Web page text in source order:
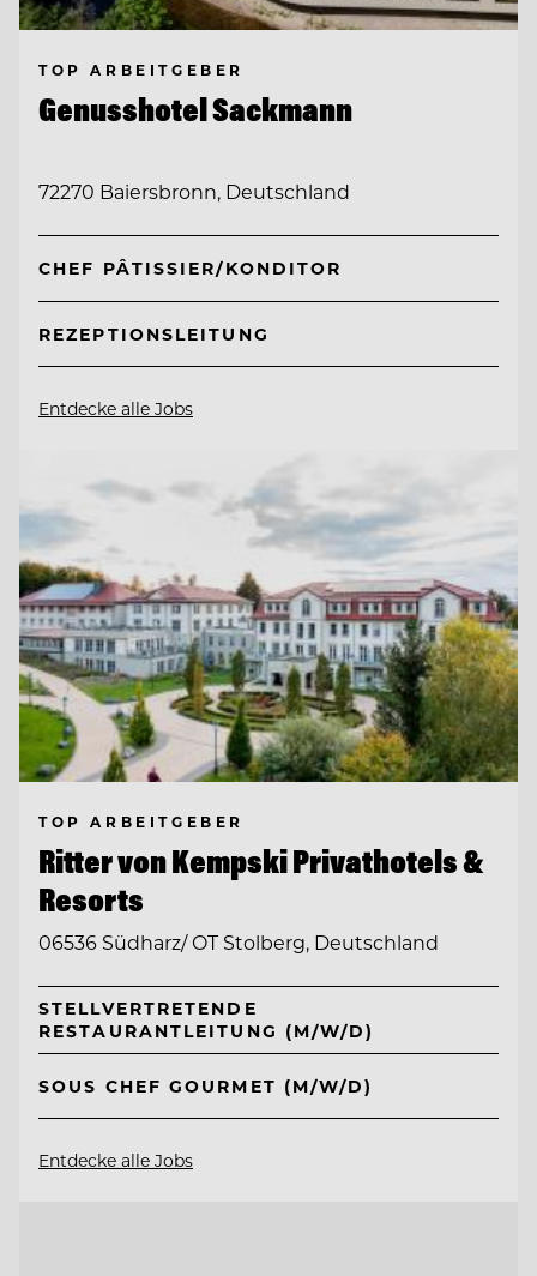
TOP ARBEITGEBER
Genusshotel Sackmann
72270 Baiersbronn, Deutschland
CHEF PÂTISSIER/KONDITOR
REZEPTIONSLEITUNG
Entdecke alle Jobs
TOP ARBEITGEBER
Ritter von Kempski Privathotels &
Resorts
06536 Südharz/ OT Stolberg, Deutschland
STELLVERTRETENDE
RESTAURANTLEITUNG (M/W/D)
SOUS CHEF GOURMET (M/W/D)
Entdecke alle Jobs